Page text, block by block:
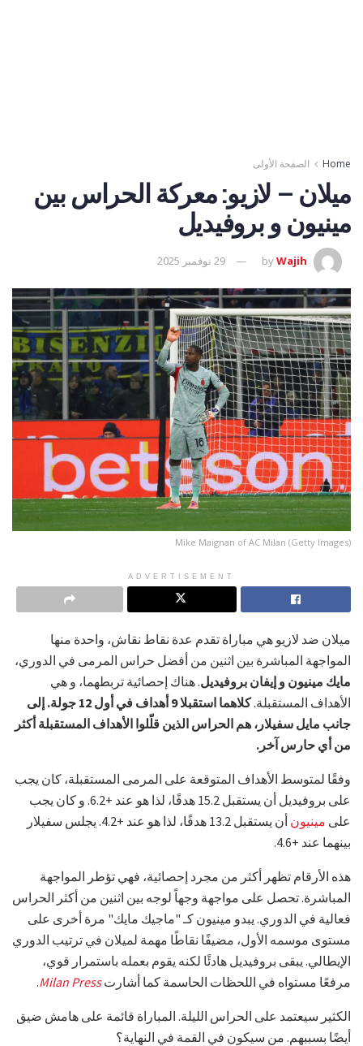
Home الصفحة الأولى
ميلان – لازيو: معركة الحراس بين
مينيون و بروفيديل
byWajih 29 نوفمبر 2025
Mike Maignan of AC Milan (Getty Images)
ADVERTISEMENT
ميلان ضد لازيو هي مباراة تقدم عدة نقاط نقاش، واحدة منها
المواجهة المباشرة بين اثنين من أفضل حراس المرمى في الدوري،
مايك مينيون و إيفان بروفيديل. هناك إحصائية تربطهما، و هي
الأهداف المستقبلة.
كلاهما استقبلا 9 أهداف في أول 12 جولة. إلى
جانب مايل سفيلار، هم الحراس الذين قلّلوا الأهداف المستقبلة أكثر
من أي حارس آخر.
وفقًا لمتوسط الأهداف المتوقعة على المرمى المستقبلة، كان يجب
على بروفيديل أن يستقبل 15.2 هدفًا، لذا هو عند +6.2. و كان يجب
على مينيون
أن يستقبل 13.2 هدفًا، لذا هو عند +4.2. يجلس سفيلار
بينهما عند +4.6.
هذه الأرقام تظهر أكثر من مجرد إحصائية، فهي تؤطر المواجهة
المباشرة. تحصل على مواجهة وجهاً لوجه بين اثنين من أكثر الحراس
فعالية في الدوري. يبدو مينيون كـ "ماجيك مايك" مرة أخرى على
مستوى موسمه الأول، مضيفًا نقاطًا مهمة لميلان في ترتيب الدوري
الإيطالي. يبقى بروفيديل هادئًا لكنه يقوم بعمله باستمرار قوي،
مرفعًا مستواه في اللحظات الحاسمة كما أشارتMilan Press
.
الكثير سيعتمد على الحراس الليلة. المباراة قائمة على هامش ضيق
أيضًا بسببهم. من سيكون في القمة في النهاية؟